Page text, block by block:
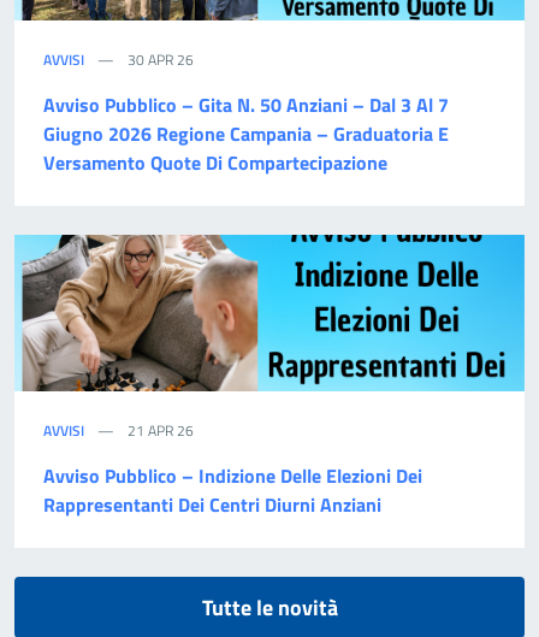
AVVISI 30 APR 26
Avviso Pubblico – Gita N. 50 Anziani – Dal 3 Al 7
Giugno 2026 Regione Campania – Graduatoria E
Versamento Quote Di Compartecipazione
AVVISI 21 APR 26
Avviso Pubblico – Indizione Delle Elezioni Dei
Rappresentanti Dei Centri Diurni Anziani
Tutte le novità